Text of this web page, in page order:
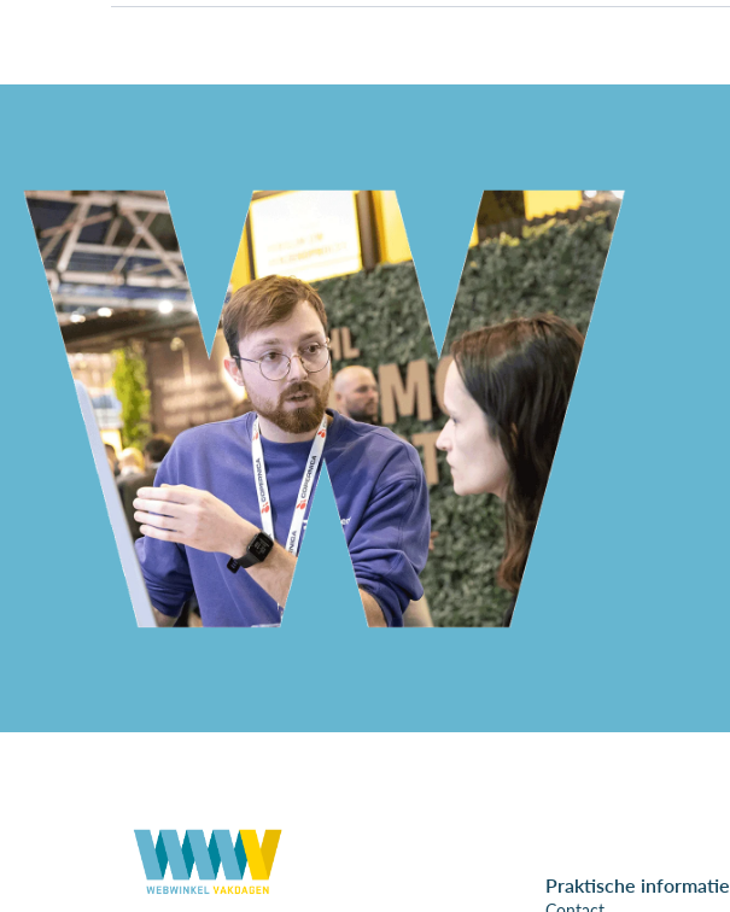
Praktische informatie